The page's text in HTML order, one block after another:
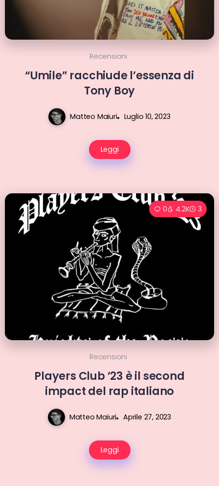
Recensioni
“Umile” racchiude l’essenza di
Tony Boy
Matteo Maiuri Luglio 10, 2023
Leggi
0 4.2K 3
Recensioni
Players Club ’23 è il second
impact del rap italiano
Matteo Maiuri Aprile 27, 2023
Leggi